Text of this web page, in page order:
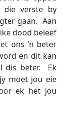
verste by
gaan. Aan
dood beleef
ons ‘n beter
en dit kan
dis beter. Ek
moet jou eie
ek het jou